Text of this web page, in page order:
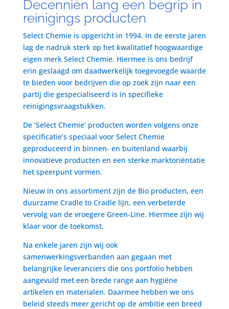
Decenniën lang een begrip in
reinigings producten
Select Chemie is opgericht in 1994. In de eerste jaren
lag de nadruk sterk op het kwalitatief hoogwaardige
eigen merk Select Chemie. Hiermee is ons bedrijf
erin geslaagd om daadwerkelijk toegevoegde waarde
te bieden voor bedrijven die op zoek zijn naar een
partij die gespecialiseerd is in specifieke
reinigingsvraagstukken.
De ‘Select Chemie’ producten worden volgens onze
specificatie’s speciaal voor Select Chemie
geproduceerd in binnen- en buitenland waarbij
innovatieve producten en een sterke marktoriëntatie
het speerpunt vormen.
Nieuw in ons assortiment zijn de Bio producten, een
duurzame Cradle to Cradle lijn, een verbeterde
vervolg van de vroegere Green-Line. Hiermee zijn wij
klaar voor de toekomst.
Na enkele jaren zijn wij ook
samenwerkingsverbanden aan gegaan met
belangrijke leveranciers die ons portfolio hebben
aangevuld met een brede range aan hygiëne
artikelen en materialen. Daarmee hebben we ons
beleid steeds meer gericht op de ambitie een breed